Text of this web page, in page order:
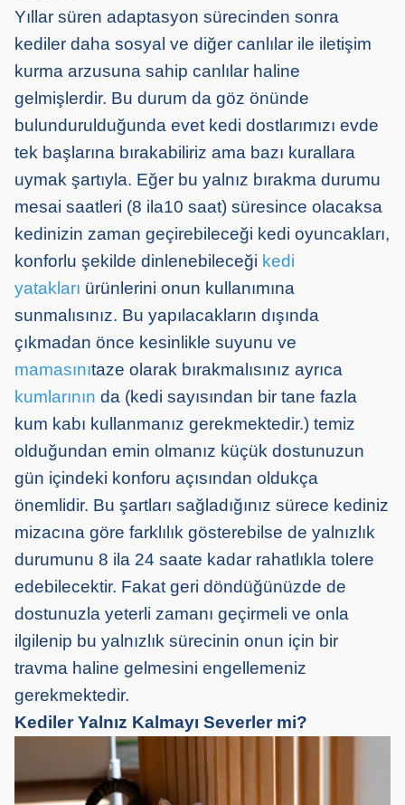
Yıllar süren adaptasyon sürecinden sonra
kediler daha sosyal ve diğer canlılar ile iletişim
kurma arzusuna sahip canlılar haline
gelmişlerdir. Bu durum da göz önünde
bulundurulduğunda evet kedi dostlarımızı evde
tek başlarına bırakabiliriz ama bazı kurallara
uymak şartıyla. Eğer bu yalnız bırakma durumu
mesai saatleri (8 ila10 saat) süresince olacaksa
kedinizin zaman geçirebileceği kedi oyuncakları,
konforlu şekilde dinlenebileceği kedi
yatakları ürünlerini onun kullanımına
sunmalısınız. Bu yapılacakların dışında
çıkmadan önce kesinlikle suyunu ve
mamasınıtaze olarak bırakmalısınız ayrıca
kumlarının da (kedi sayısından bir tane fazla
kum kabı kullanmanız gerekmektedir.) temiz
olduğundan emin olmanız küçük dostunuzun
gün içindeki konforu açısından oldukça
önemlidir. Bu şartları sağladığınız sürece kediniz
mizacına göre farklılık gösterebilse de yalnızlık
durumunu 8 ila 24 saate kadar rahatlıkla tolere
edebilecektir. Fakat geri döndüğünüzde de
dostunuzla yeterli zamanı geçirmeli ve onla
ilgilenip bu yalnızlık sürecinin onun için bir
travma haline gelmesini engellemeniz
gerekmektedir.
Kediler Yalnız Kalmayı Severler mi?